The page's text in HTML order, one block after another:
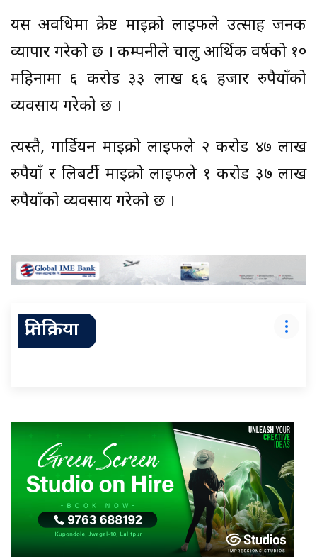
यस अवधिमा क्रेष्ट माइक्रो लाइफले उत्साह जनक
व्यापार गरेको छ । कम्पनीले चालु आर्थिक वर्षको १०
महिनामा ६ करोड ३३ लाख ६६ हजार रुपैयाँको
व्यवसाय गरेको छ ।
त्यस्तै, गार्डियन माइक्रो लाइफले २ करोड ४७ लाख
रुपैयाँ र लिबर्टी माइक्रो लाइफले १ करोड ३७ लाख
रुपैयाँको व्यवसाय गरेको छ ।
प्रतिक्रिया